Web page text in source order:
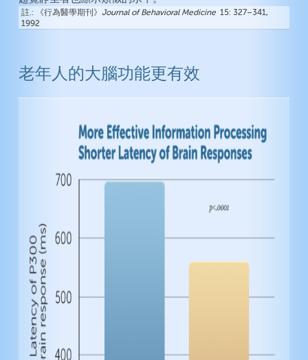
註. 《行為醫學期刊》Journal of Behavioral Medicine15: 327–341,
1992
老年人的大腦功能更有效